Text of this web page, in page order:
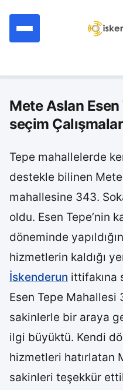
Mete Aslan
seçim
Tepe mahallelerde
destekle bilinen
mahallesine 343.
oldu. Esen Tepe’nin
döneminde
hizmetlerin kaldığı
İskenderun ittifakına
Esen Tepe
sakinlerle bir araya
ilgi büyüktü. Kendi
hizmetleri hatırlatan
sakinleri teşekkür